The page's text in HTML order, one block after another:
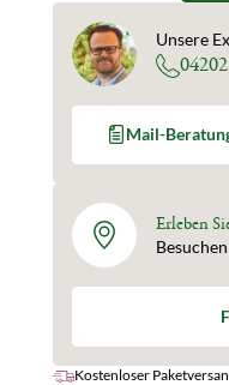
Unsere
Mail-
Erleben
Kostenloser